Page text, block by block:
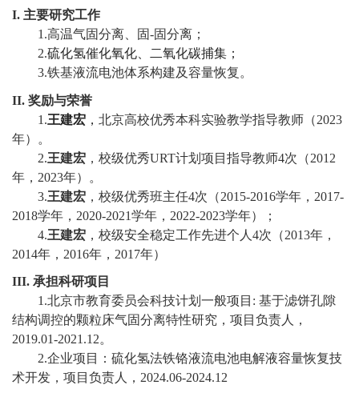
队
研
园
活
I. 主要研究工作
1.高温气固分离 、固-固分离；
2.硫化氢催化氧化、二氧化碳捕集；
3.铁基液流电池体系构建及容量恢复 。
II. 奖励与荣誉
1.王建宏 ， 北京高校优秀本科实验教学指导教师（2023
年）
。
2.王建宏 ，校级优秀URT计划项目指导教师4次（2012
年， 2023年）
。
3.王建宏 ，校级优秀班主任4次（2015-2016学年， 2017-
2018学年， 2020-2021学年， 2022-2023学年）
；
4.王建宏 ，校级安全稳定工作先进个人 4次（2013年，
2014年， 2016年， 2017年）
III. 承担科研项目
1 .北京市教育委员会科技计划一般项目 : 基于滤饼孔隙
结构调控的颗粒床气固分离特性研究 ，项目负责人
，
2019.01-2021.12。
2.企业项目： 硫化氢法铁铬液流电池电解液容量恢复技
术开发 ，项目负责人， 2024.06-2024.12